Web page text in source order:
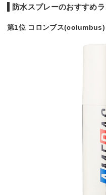
防水スプレーのおすすめ
第1位 コロンブス